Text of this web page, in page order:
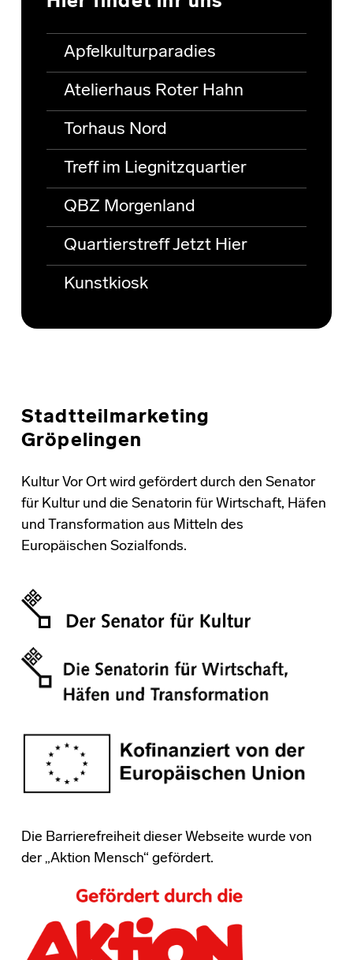
Apfelkulturparadies
Atelierhaus Roter Hahn
Torhaus Nord
Treff im Liegnitzquartier
QBZ Morgenland
Quartierstreff Jetzt Hier
Kunstkiosk
Stadtteilmarketing
Gröpelingen
Kultur Vor Ort wird gefördert durch den Senator
für Kultur und die Senatorin für Wirtschaft, Häfen
und Transformation aus Mitteln des
Europäischen Sozialfonds.
Die Barrierefreiheit dieser Webseite wurde von
der „Aktion Mensch“ gefördert.